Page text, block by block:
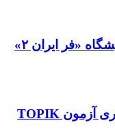
تمدید مهلت ثبت‌نام دومین نمایشگاه «فر ایران ۲»
راه‌اندازی رشته کره‌ای و برگزاری آزمون TOPIK